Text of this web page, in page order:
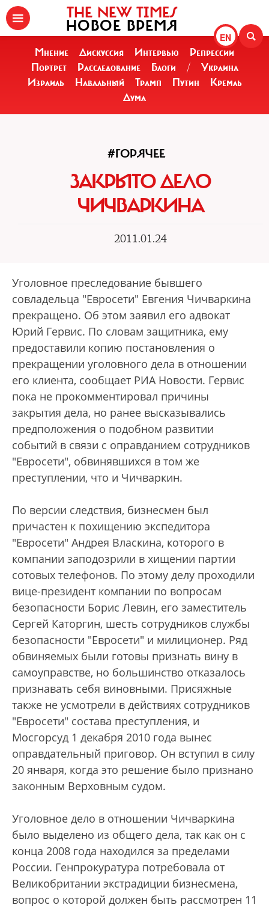
EN
THE NEW TIMES
НОВОЕ ВРЕМЯ
Мнение Дискуссия Интервью
Репрессии
Портрет
Расследование Блоги /
Украина
Израиль
Навальный Трамп Путин
Кремль
Дума
#ГОРЯЧЕЕ
ЗАКРЫТО ДЕЛО
ЧИЧВАРКИНА
2011.01.24
Уголовное преследование бывшего
совладельца "Евросети" Евгения Чичваркина
прекращено. Об этом заявил его адвокат
Юрий Гервис. По словам защитника, ему
предоставили копию постановления о
прекращении уголовного дела в отношении
его клиента, сообщает РИА Новости. Гервис
пока не прокомментировал причины
закрытия дела, но ранее высказывались
предположения о подобном развитии
событий в связи с оправданием сотрудников
"Евросети", обвинявшихся в том же
преступлении, что и Чичваркин.
По версии следствия, бизнесмен был
причастен к похищению экспедитора
"Евросети" Андрея Власкина, которого в
компании заподозрили в хищении партии
сотовых телефонов. По этому делу проходили
вице-президент компании по вопросам
безопасности Борис Левин, его заместитель
Сергей Каторгин, шесть сотрудников службы
безопасности "Евросети" и милиционер. Ряд
обвиняемых были готовы признать вину в
самоуправстве, но большинство отказалось
признавать себя виновными. Присяжные
также не усмотрели в действиях сотрудников
"Евросети" состава преступления, и
Мосгорсуд 1 декабря 2010 года вынес
оправдательный приговор. Он вступил в силу
20 января, когда это решение было признано
законным Верховным судом.
Уголовное дело в отношении Чичваркина
было выделено из общего дела, так как он с
конца 2008 года находился за пределами
России. Генпрокуратура потребовала от
Великобритании экстрадиции бизнесмена,
вопрос о которой должен быть рассмотрен 11